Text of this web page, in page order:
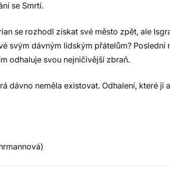
se Smrtí.
se rozhodl získat své město zpět, ale
svým dávným lidským přátelům? Poslední
odhaluje svou nejničivější zbraň.
dávno neměla existovat. Odhalení, které ji